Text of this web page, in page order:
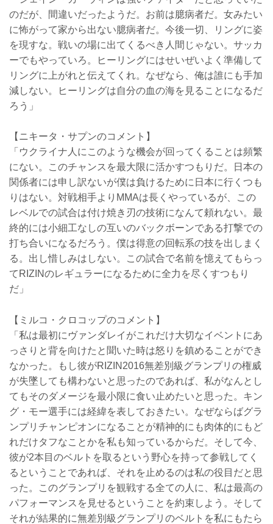
のだが、間違いだったようだ。お前は臆病者だ。女みたい
に怖がって家から出ない臆病者だ。今後一切、リングに姿
を現すな。戦いの場に出てくるべき人間じゃない。サッカ
ーでもやっていろ。ヒーリングにはせいぜいよく準備して
リングに上がれと伝えてくれ。なぜなら、俺は誰にも手加
減しない。ヒーリングは自分の血の海を見ることになるだ
ろう」
【ニキータ・サプンのコメント】
「ウクライナ人にこのような機会が回ってくることは頻繁
にない。このチャンスを最大限に活かすつもりだ。日本の
関係者には申し訳ないが僕は負けるために日本に行くつも
りはない。対戦相手よりMMAは長くやっているが、この
レベルでの試合は付け焼き刃の技術になんて頼れない。最
終的には小細工なしの互いのバックボーンである打撃での
打ち合いになるだろう。僕は得意の回転系の技を出しまく
る。出し惜しみはしない。この試合で名前を憶えてもらっ
てRIZINのレギュラーになるために全力を尽くすつもり
だ」
【ミルコ・クロコップのコメント】
「私は最初にヴァンダレイがこれだけ大切なイベントにあ
っさりと背を向けたと聞いた時は怒りを鎮めることができ
なかった。もし彼がRIZIN2016無差別級グランプリの権威
が失墜しても構わないと思ったのであれば、私がなんとし
てもそのダメージを最小限に食い止めたいと思った。キン
グ・モー選手には経緯を表しておきたい。なぜならばグラ
ンプリチャンピオンになることが精神的にも肉体的にもど
れだけタフなことかを私も知っているからだ。そして今、
彼が2本目のベルトを取るという野心を持って参戦してく
るということであれば、それを止めるのは私の役目だと思
った。このグランプリを観戦する全ての人に、私は最高の
パフォーマンスを見せるということを約束しよう。そして
それが結果的に無差別級グランプリのベルトを私にもたら